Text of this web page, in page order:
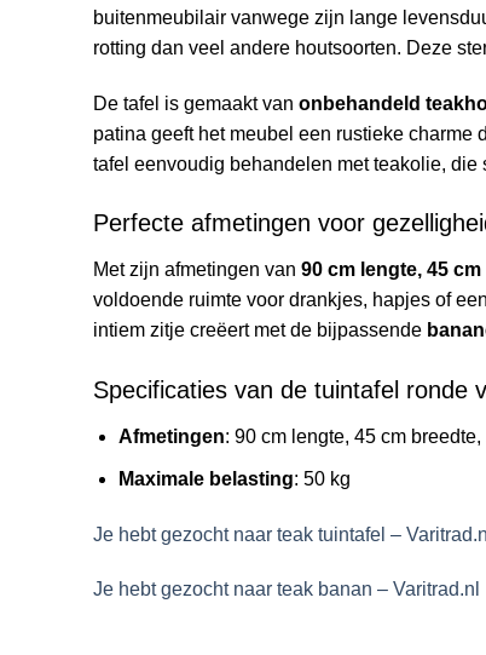
buitenmeubilair vanwege zijn lange
rotting dan veel andere houtsoorten. Deze
De tafel is gemaakt van onbehandeld
patina geeft het meubel een rustieke
tafel eenvoudig behandelen met teakolie,
Perfecte afmetingen voor
Met zijn afmetingen van 90 cm lengte, 45
voldoende ruimte voor drankjes, hapjes of
intiem zitje creëert met de bijpassende
Specificaties van de tuintafel ronde
Afmetingen: 90 cm lengte, 45 cm
Maximale belasting: 50 kg
Je hebt gezocht naar teak tuintafel – Varitrad.nl
Je hebt gezocht naar teak banan – Varitrad.nl